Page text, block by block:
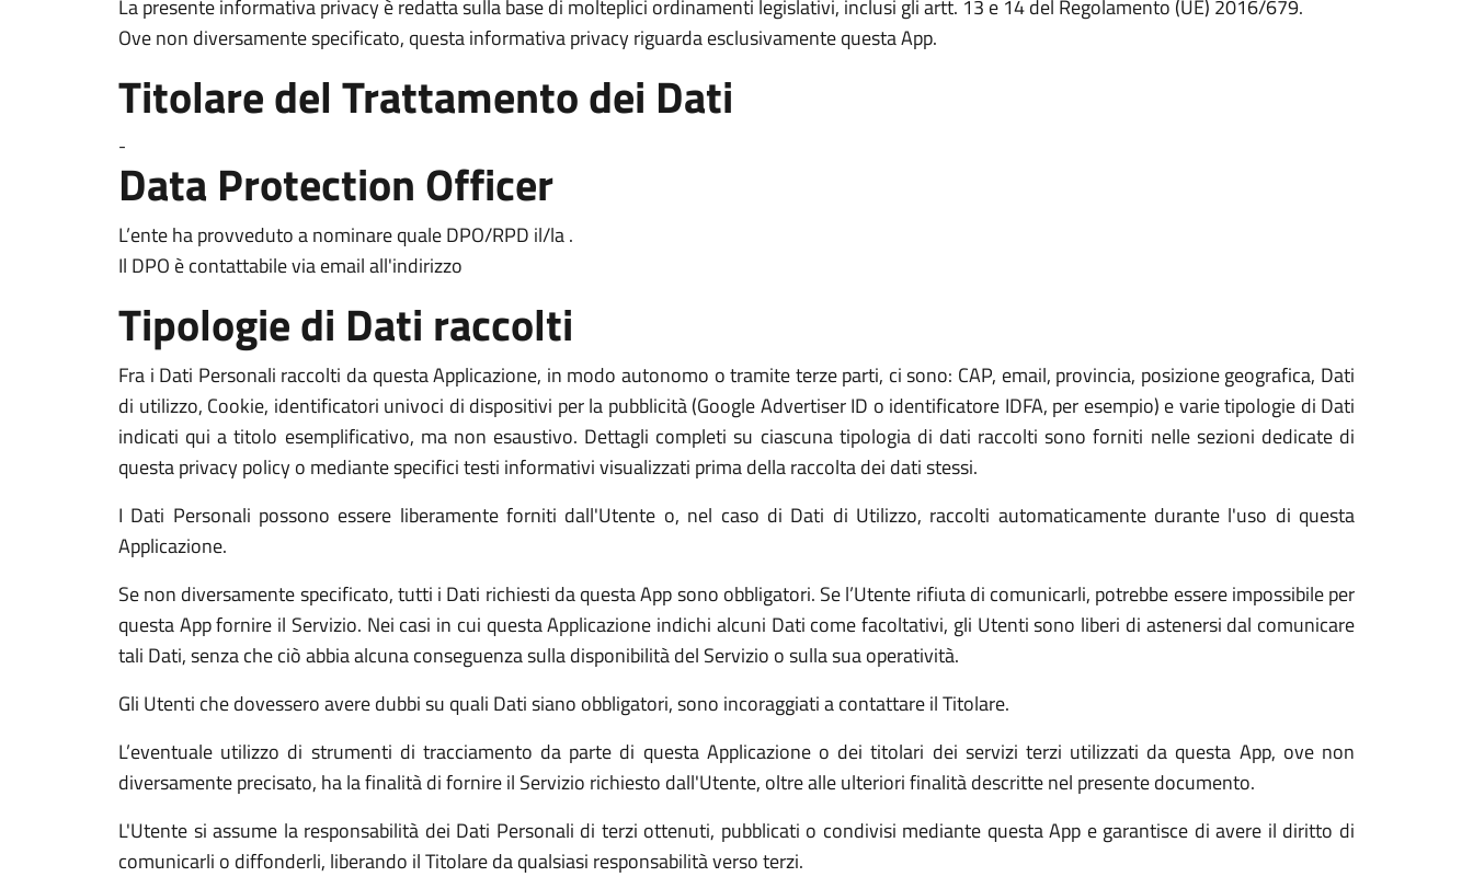
La presente informativa privacy è redatta sulla base di molteplici ordinamenti legislativi, inclusi gli artt. 13 e 14 del Regolamento (UE) 2016/679.
Ove non diversamente specificato, questa informativa privacy riguarda esclusivamente questa App.
Titolare del Trattamento dei Dati
-
Data Protection Officer
L’ente ha provveduto a nominare quale DPO/RPD il/la .
Il DPO è contattabile via email all'indirizzo
Tipologie di Dati raccolti
Fra i Dati Personali raccolti da questa Applicazione, in modo autonomo o tramite terze parti, ci sono: CAP, email, provincia, posizione geografica, Dati
di utilizzo, Cookie, identificatori univoci di dispositivi per la pubblicità (Google Advertiser ID o identificatore IDFA, per esempio) e varie tipologie di Dati
indicati qui a titolo esemplificativo, ma non esaustivo. Dettagli completi su ciascuna tipologia di dati raccolti sono forniti nelle sezioni dedicate di
questa privacy policy o mediante specifici testi informativi visualizzati prima della raccolta dei dati stessi.
I Dati Personali possono essere liberamente forniti dall'Utente o, nel caso di Dati di Utilizzo, raccolti automaticamente durante l'uso di questa
Applicazione.
Se non diversamente specificato, tutti i Dati richiesti da questa App sono obbligatori. Se l’Utente rifiuta di comunicarli, potrebbe essere impossibile per
questa App fornire il Servizio. Nei casi in cui questa Applicazione indichi alcuni Dati come facoltativi, gli Utenti sono liberi di astenersi dal comunicare
tali Dati, senza che ciò abbia alcuna conseguenza sulla disponibilità del Servizio o sulla sua operatività.
Gli Utenti che dovessero avere dubbi su quali Dati siano obbligatori, sono incoraggiati a contattare il Titolare.
L’eventuale utilizzo di strumenti di tracciamento da parte di questa Applicazione o dei titolari dei servizi terzi utilizzati da questa App, ove non
diversamente precisato, ha la finalità di fornire il Servizio richiesto dall'Utente, oltre alle ulteriori finalità descritte nel presente documento.
L'Utente si assume la responsabilità dei Dati Personali di terzi ottenuti, pubblicati o condivisi mediante questa App e garantisce di avere il diritto di
comunicarli o diffonderli, liberando il Titolare da qualsiasi responsabilità verso terzi.